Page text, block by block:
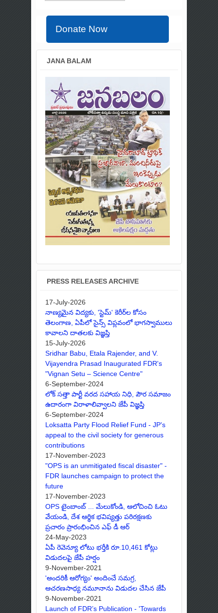
Donate Now
JANA BALAM
PRESS RELEASES ARCHIVE
17-July-2026
నాణ్యమైన విద్యకు, 'స్టెమ్' కెరీర్‌ల కోసం
తెలంగాణ, ఏపీలో సైన్స్ విప్లవంలో భాగస్వాములు
కావాలని దాతలకు విజ్ఞప్తి
15-July-2026
Sridhar Babu, Etala Rajender, and V.
Vijayendra Prasad Inaugurated FDR's
"Vignan Setu – Science Centre"
6-September-2024
లోక్ సత్తా పార్టీ వరద సహాయ నిధి, పౌర సమాజం
ఉదారంగా విరాళాలివ్వాలని జేపీ విజ్ఞప్తి
6-September-2024
Loksatta Party Flood Relief Fund - JP's
appeal to the civil society for generous
contributions
17-November-2023
"OPS is an unmitigated fiscal disaster" -
FDR launches campaign to protect the
future
17-November-2023
OPS టైంబాంబ్ ... మేలుకోండి, ఆలోచించి ఓటు
వేయండి, దేశ ఆర్థిక భవిష్యత్తు పరిరక్షణకు
ప్రచారం ప్రారంభించిన ఎఫ్ డీ ఆర్
24-May-2023
ఏపీ రెవెన్యూ లోటు భర్తీకి రూ.10,461 కోట్లు
విడుదలపై జేపీ హర్షం
9-November-2021
'అందరికీ ఆరోగ్యం' అందించే సమగ్ర,
ఆచరణసాధ్య నమూనాను విడుదల చేసిన జేపీ
9-November-2021
Launch of FDR’s Publication - 'Towards